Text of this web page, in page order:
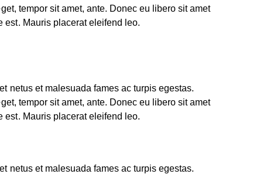
tempor sit amet, ante. Donec eu libero sit amet
est. Mauris placerat eleifend leo.
netus et malesuada fames ac turpis egestas.
tempor sit amet, ante. Donec eu libero sit amet
est. Mauris placerat eleifend leo.
netus et malesuada fames ac turpis egestas.